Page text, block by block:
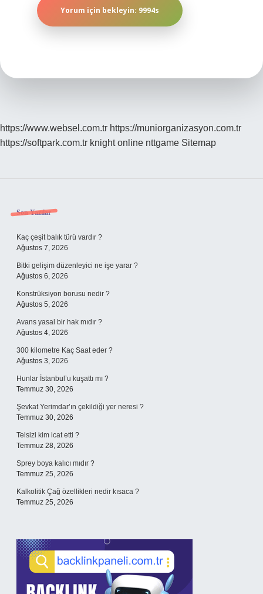
https://www.websel.com.tr https://muniorganizasyon.com.tr
https://softpark.com.tr knight online nttgame Sitemap
Sidebar
Son Yazılar
Kaç çeşit balık türü vardır ?
Ağustos 7, 2026
Bitki gelişim düzenleyici ne işe yarar ?
Ağustos 6, 2026
Konstrüksiyon borusu nedir ?
Ağustos 5, 2026
Avans yasal bir hak mıdır ?
Ağustos 4, 2026
300 kilometre Kaç Saat eder ?
Ağustos 3, 2026
Hunlar İstanbul’u kuşattı mı ?
Temmuz 30, 2026
Şevkat Yerimdar’ın çekildiği yer neresi ?
Temmuz 30, 2026
Telsizi kim icat etti ?
Temmuz 28, 2026
Sprey boya kalıcı mıdır ?
Temmuz 25, 2026
Kalkolitik Çağ özellikleri nedir kısaca ?
Temmuz 25, 2026